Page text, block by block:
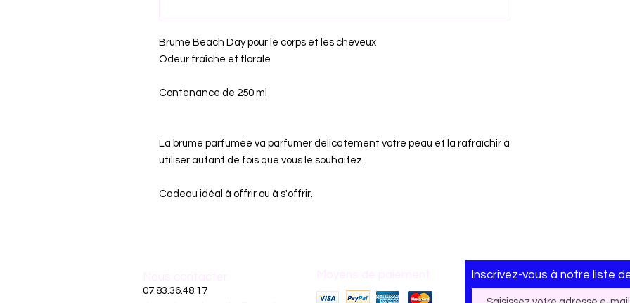
Brume Beach Day pour le corps et les cheveux
Odeur fraîche et florale
Contenance de 250 ml
La brume parfumée va parfumer delicatement votre peau et la rafraîchir à
utiliser autant de fois que vous le souhaitez .
Cadeau idéal à offrir ou à s'offrir.
07.83.36.48.17
Inscrivez-vous à notre liste